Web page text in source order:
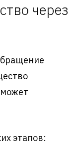
через
этапов: